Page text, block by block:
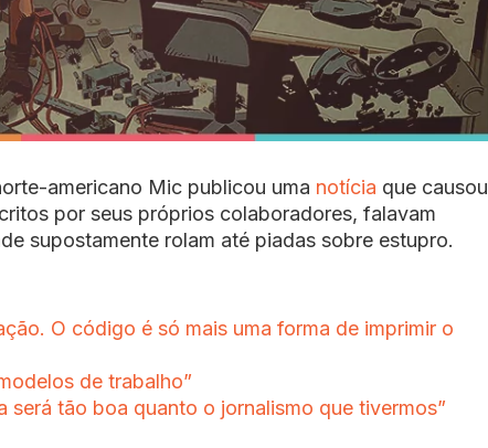
americano Mic publicou uma notícia que causou
por seus próprios colaboradores, falavam
supostamente rolam até piadas sobre estupro.
O código é só mais uma forma de imprimir o
de trabalho”
será tão boa quanto o jornalismo que tivermos”